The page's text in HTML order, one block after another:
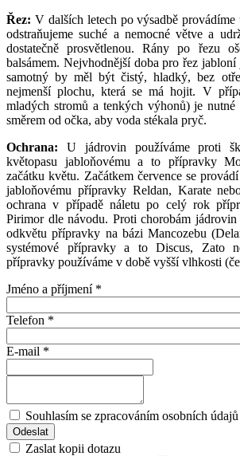
Řez: V dalších letech po výsadbě
odstraňujeme suché a nemocné větve a
dostatečně prosvětlenou. Rány po řezu
balsámem. Nejvhodnější doba pro řez
samotný by měl být čistý, hladký, bez
nejmenší plochu, která se má hojit. V
mladých stromů a tenkých výhonů) je nutné
směrem od očka, aby voda stékala pryč.
Ochrana: U jádrovin používáme proti
květopasu jabloňovému a to přípravky
začátku květu. Začátkem července se
jabloňovému přípravky Reldan, Karate
ochrana v případě náletu po celý rok
Pirimor dle návodu. Proti chorobám
odkvětu přípravky na bázi Mancozebu
systémové přípravky a to Discus, Zato
přípravky používáme v době vyšší vlhkosti
Jméno a příjmení *
Telefon *
E-mail *
Souhlasím se zpracováním osobních údajů
Zaslat kopii dotazu